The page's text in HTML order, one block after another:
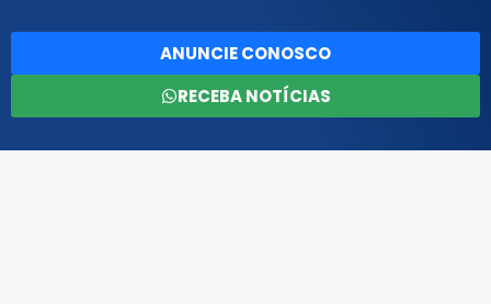
ANUNCIE CONOSCO
RECEBA NOTÍCIAS